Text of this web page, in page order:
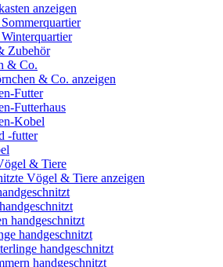
anzeigen
Zubehör
& Co.
& Co. anzeigen
Futter
Futterhaus
Kobel
-futter
& Tiere
Vögel & Tiere anzeigen
handgeschnitzt
handgeschnitzt
handgeschnitzt
handgeschnitzt